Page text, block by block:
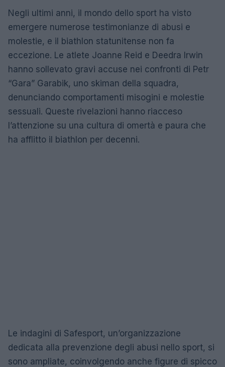
Negli ultimi anni, il mondo dello sport ha visto
emergere numerose testimonianze di abusi e
molestie, e il biathlon statunitense non fa
eccezione. Le atlete Joanne Reid e Deedra Irwin
hanno sollevato gravi accuse nei confronti di Petr
“Gara” Garabik, uno skiman della squadra,
denunciando comportamenti misogini e molestie
sessuali. Queste rivelazioni hanno riacceso
l’attenzione su una cultura di omertà e paura che
ha afflitto il biathlon per decenni.
Le indagini di Safesport, un’organizzazione
dedicata alla prevenzione degli abusi nello sport, si
sono ampliate, coinvolgendo anche figure di spicco